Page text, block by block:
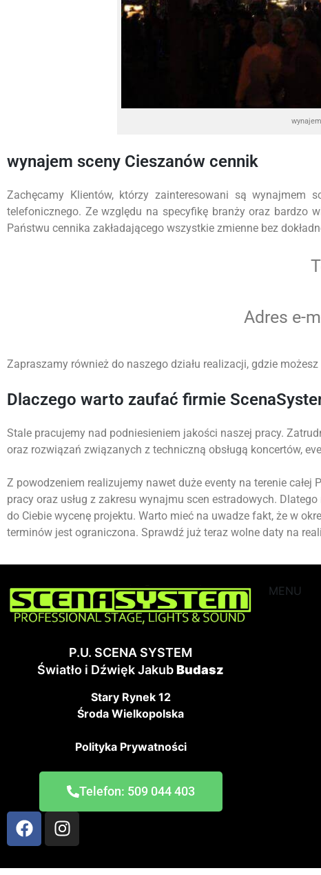
wynajem sceny Cieszanów cennik
Zachęcamy Klientów, którzy zainteresowani są wynajmem
telefonicznego. Ze względu na specyfikę branży oraz bardzo
Państwu cennika zakładającego wszystkie zmienne bez
Adres e-
Zapraszamy również do naszego działu realizacji, gdzie
Dlaczego warto zaufać firmie
Stale pracujemy nad podniesieniem jakości naszej pracy.
oraz rozwiązań związanych z techniczną obsługą koncertów,
Z powodzeniem realizujemy nawet duże eventy na terenie
pracy oraz usług z zakresu wynajmu scen estradowych.
do Ciebie wycenę projektu. Warto mieć na uwadze fakt, że w
terminów jest ograniczona. Sprawdź już teraz wolne daty na
P.U. SCENA SYSTEM
Światło i Dźwięk JakubBudasz
Stary Rynek 12
Środa Wielkopolska
Polityka Prywatności
Telefon: 509 044 403
MENU